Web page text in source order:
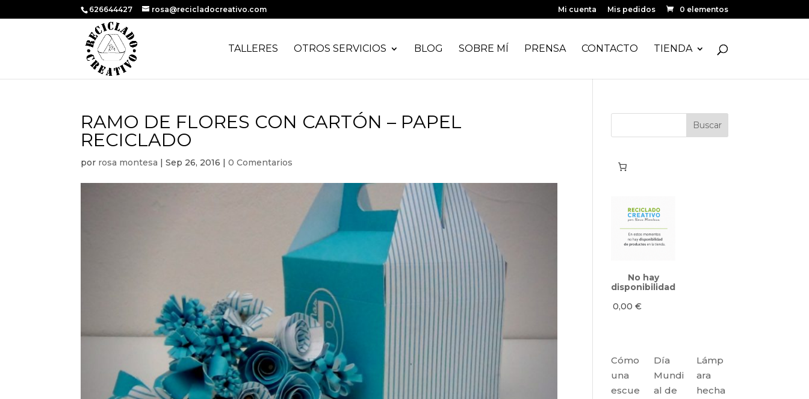
626644427 rosa@recicladocreativo.com Mi cuenta Mis pedidos 0 elementos
TALLERES OTROS SERVICIOS BLOG SOBRE MÍ PRENSA CONTACTO TIENDA
RAMO DE FLORES CON CARTÓN – PAPEL
RECICLADO
por rosa montesa |Sep 26, 2016 |0 Comentarios
No hay
disponibilidad
0,00€
Cómo
una
escue
Día
Mundi
al de
Lámp
ara
hecha